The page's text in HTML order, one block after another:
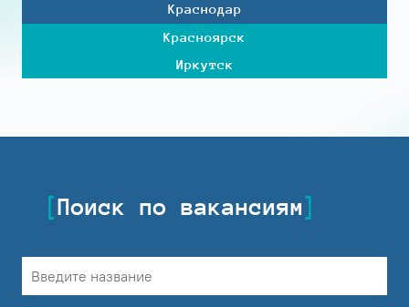
Краснодар
Красноярск
Иркутск
Поиск по вакансиям